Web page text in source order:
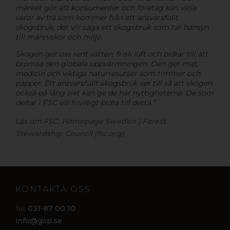
märket gör att konsumenter och företag kan välja
varor av trä som kommer från ett ansvarsfullt
skogsbruk, det vill säga ett skogsbruk som tar hänsyn
till människor och miljö.
Skogen ger oss rent vatten, frisk luft och bidrar till att
bromsa den globala uppvärmningen. Den ger mat,
medicin och viktiga naturresurser som timmer och
papper. Ett ansvarsfullt skogsbruk ser till så att skogen
också på lång sikt kan ge de här nyttigheterna. De som
deltar i FSC vill frivilligt bidra till detta.”
Läs om FSC: Homepage Sweden | Forest
Stewardship Council (fsc.org)
KONTAKTA OSS
Tel: 031-87 00 10
info@gop.se